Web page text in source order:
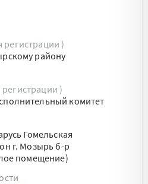
регистрации )
району
регистрации )
комитет
Гомельская
г. Мозырь б-р
помещение)